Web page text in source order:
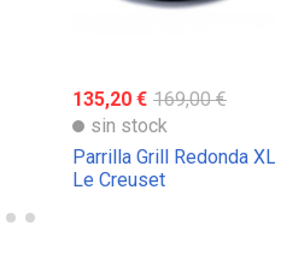
135,20 € 169,00 €
sin stock
Parrilla Grill Redonda XL
Le Creuset